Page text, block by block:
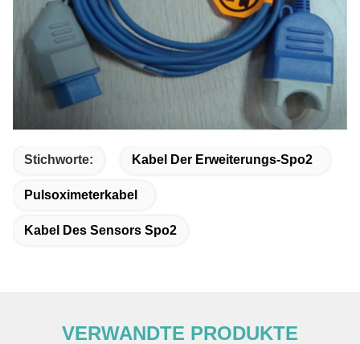
Stichworte: Kabel Der Erweiterungs-Spo2
Pulsoximeterkabel
Kabel Des Sensors Spo2
VERWANDTE PRODUKTE